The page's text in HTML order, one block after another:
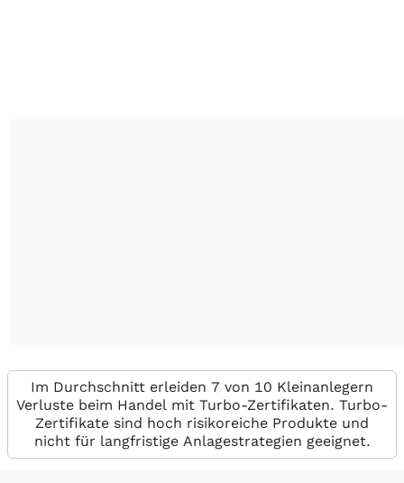
Im Durchschnitt erleiden 7 von 10 Kleinanlegern
Verluste beim Handel mit Turbo-Zertifikaten. Turbo-
Zertifikate sind hoch risikoreiche Produkte und
nicht für langfristige Anlagestrategien geeignet.